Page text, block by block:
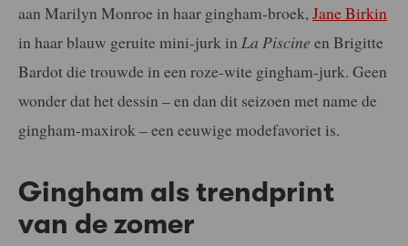
aan Marilyn Monroe in haar gingham-broek, Jane Birkin
in haar blauw geruite mini-jurk in La Piscine en Brigitte
Bardot die trouwde in een roze-wite gingham-jurk. Geen
wonder dat het dessin – en dan dit seizoen met name de
gingham-maxirok – een eeuwige modefavoriet is.
Gingham als trendprint
van de zomer